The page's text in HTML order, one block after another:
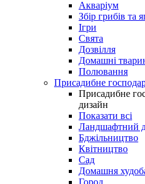
Акваріум
Збір грибів та
Ігри
Свята
Дозвілля
Домашні
Полювання
Присадибне
Присадибне
дизайн
Показати всі
Ландшафтний
Бджільництво
Квітництво
Сад
Домашня
Город